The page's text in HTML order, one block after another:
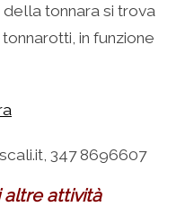
tonnara si trova
in funzione
347 8696607
altre attività